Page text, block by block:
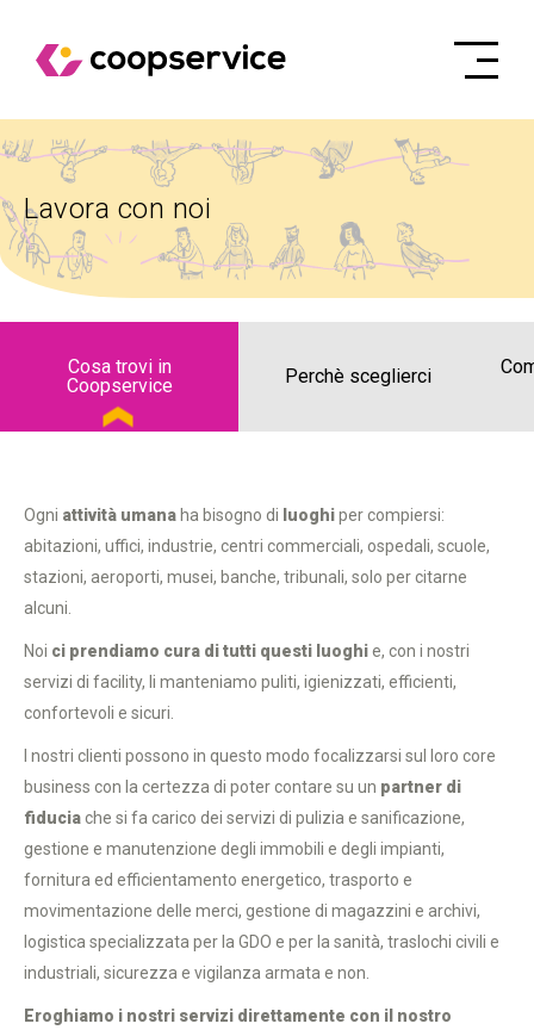
Lavora con noi
Ogni attività umana ha bisogno di luoghiper compiersi:
abitazioni, uffici, industrie, centri commerciali, ospedali, scuole,
stazioni, aeroporti, musei, banche, tribunali, solo per citarne
alcuni.
Noi ci prendiamo cura di tutti questi luoghie, con i nostri
servizi di facility, li manteniamo puliti, igienizzati, efficienti,
confortevoli e sicuri.
I nostri clienti possono in questo modo focalizzarsi sul loro core
business con la certezza di poter contare su un partner di
fiduciache si fa carico dei servizi di pulizia e sanificazione,
gestione e manutenzione degli immobili e degli impianti,
fornitura ed efficientamento energetico, trasporto e
movimentazione delle merci, gestione di magazzini e archivi,
logistica specializzata per la GDO e per la sanità, traslochi civili e
industriali, sicurezza e vigilanza armata e non.
Eroghiamo i nostri servizi direttamente con il nostro
Cosa trovi in
Coopservice
Perchè sceglierci